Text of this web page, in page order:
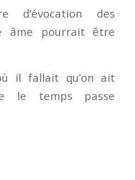
d’évocation des
âme pourrait être
il fallait qu’on ait
le temps passe